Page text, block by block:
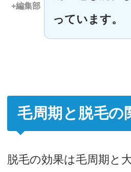
+編集部
っています。
毛周期と脱毛の
脱毛の効果は毛周期と